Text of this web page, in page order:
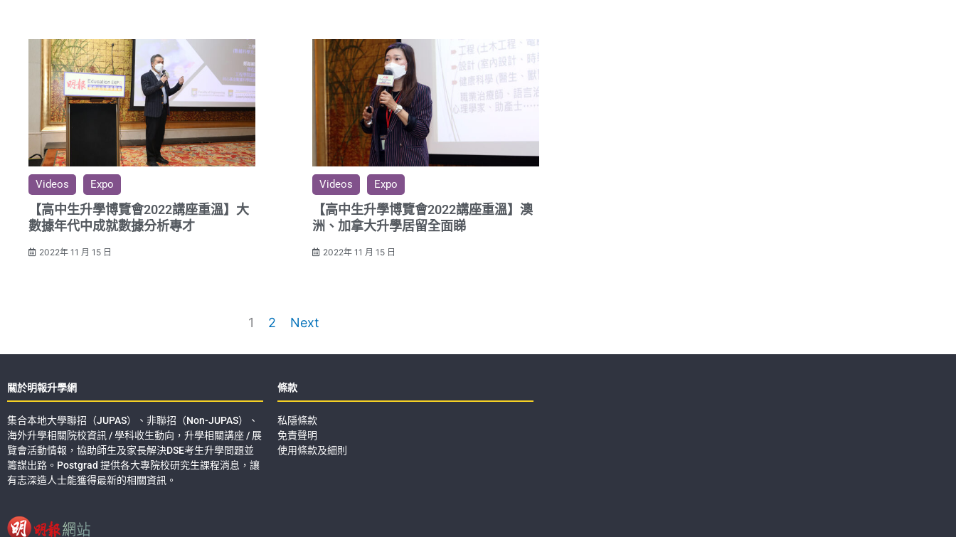
Videos Expo
【高中生升學博覽會2022講座重溫】大
數據年代中成就數據分析專才
2022年 11 月 15 日
Videos Expo
【高中生升學博覽會2022講座重溫】澳
洲、加拿大升學居留全面睇
2022年 11 月 15 日
1 2 Next
關於明報升學網
集合本地大學聯招（JUPAS）、非聯招（Non-JUPAS）、
海外升學相關院校資訊 / 學科收生動向，升學相關講座 / 展
覽會活動情報，協助師生及家長解決DSE考生升學問題並
籌謀出路。Postgrad 提供各大專院校研究生課程消息，讓
有志深造人士能獲得最新的相關資訊。
條款
私隱條款
免責聲明
使用條款及細則